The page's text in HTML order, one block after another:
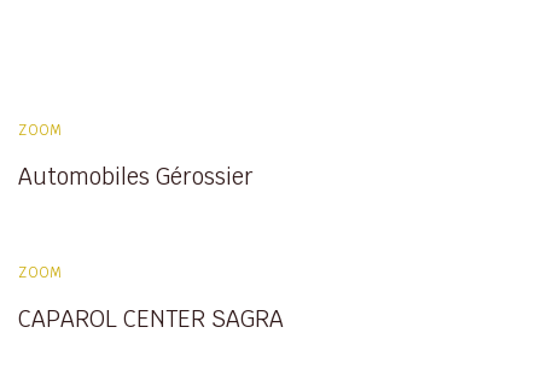
ZOOM
Automobiles Gérossier
ZOOM
CAPAROL CENTER SAGRA